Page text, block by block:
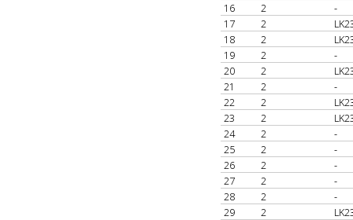
16
2
-
17
2
18
2
19
2
-
20
2
21
2
-
22
2
23
2
24
2
-
25
2
-
26
2
-
27
2
-
28
2
-
29
2